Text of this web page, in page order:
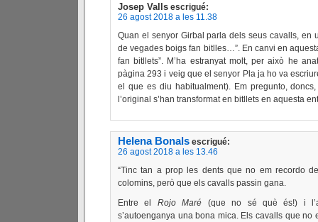
Josep Valls escrigué:
26 agost 2018 a les 11.38
Quan el senyor Girbal parla dels seus cavalls, en
de vegades boigs fan bitlles…”. En canvi en
fan bitllets”. M’ha estranyat molt, per això he
pàgina 293 i veig que el senyor Pla ja ho va
el que es diu habitualment). Em pregunto,
l’original s’han transformat en bitllets en aquesta
Helena Bonals escrigué:
26 agost 2018 a les 13.46
“Tinc tan a prop les dents que no em recordo
colomins, però que els cavalls passin gana.
Entre el Rojo Maré (que no sé què és!) i
s’autoenganya una bona mica. Els cavalls que no